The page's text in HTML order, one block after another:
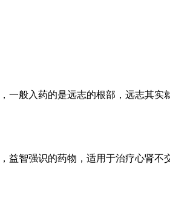
般入药的是远志的根部，远志其实
智强识的药物，适用于治疗心肾不